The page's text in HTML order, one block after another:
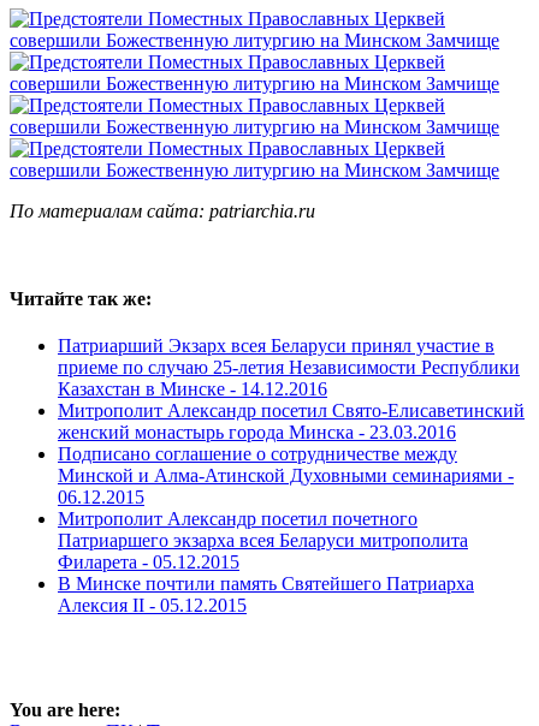
По материалам сайта: рatriarchia.ru
Читайте так же:
Патриарший Экзарх всея Беларуси принял участие в
приеме по случаю 25-летия Независимости Республики
Казахстан в Минске - 14.12.2016
Митрополит Александр посетил Свято-Елисаветинский
женский монастырь города Минска - 23.03.2016
Подписано соглашение о сотрудничестве между
Минской и Алма-Атинской Духовными семинариями -
06.12.2015
Митрополит Александр посетил почетного
Патриаршего экзарха всея Беларуси митрополита
Филарета - 05.12.2015
В Минске почтили память Святейшего Патриарха
Алексия II - 05.12.2015
You are here: